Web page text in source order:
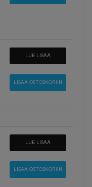
LUE LISÄÄ
LUE LISÄÄ